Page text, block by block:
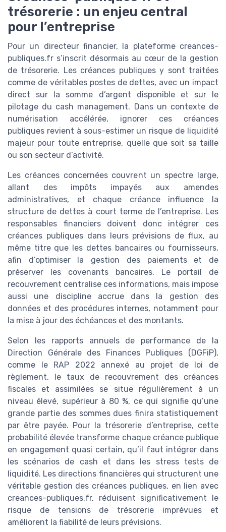
trésorerie : un enjeu central
pour l’entreprise
Pour un directeur financier, la plateforme creances-
publiques.fr s’inscrit désormais au cœur de la gestion
de trésorerie. Les créances publiques y sont traitées
comme de véritables postes de dettes, avec un impact
direct sur la somme d’argent disponible et sur le
pilotage du cash management. Dans un contexte de
numérisation accélérée, ignorer ces créances
publiques revient à sous-estimer un risque de liquidité
majeur pour toute entreprise, quelle que soit sa taille
ou son secteur d’activité.
Les créances concernées couvrent un spectre large,
allant des impôts impayés aux amendes
administratives, et chaque créance influence la
structure de dettes à court terme de l’entreprise. Les
responsables financiers doivent donc intégrer ces
créances publiques dans leurs prévisions de flux, au
même titre que les dettes bancaires ou fournisseurs,
afin d’optimiser la gestion des paiements et de
préserver les covenants bancaires. Le portail de
recouvrement centralise ces informations, mais impose
aussi une discipline accrue dans la gestion des
données et des procédures internes, notamment pour
la mise à jour des échéances et des montants.
Selon les rapports annuels de performance de la
Direction Générale des Finances Publiques (DGFiP),
comme le RAP 2022 annexé au projet de loi de
règlement, le taux de recouvrement des créances
fiscales et assimilées se situe régulièrement à un
niveau élevé, supérieur à 80 %, ce qui signifie qu’une
grande partie des sommes dues finira statistiquement
par être payée. Pour la trésorerie d’entreprise, cette
probabilité élevée transforme chaque créance publique
en engagement quasi certain, qu’il faut intégrer dans
les scénarios de cash et dans les stress tests de
liquidité. Les directions financières qui structurent une
véritable gestion des créances publiques, en lien avec
creances-publiques.fr, réduisent significativement le
risque de tensions de trésorerie imprévues et
améliorent la fiabilité de leurs prévisions.